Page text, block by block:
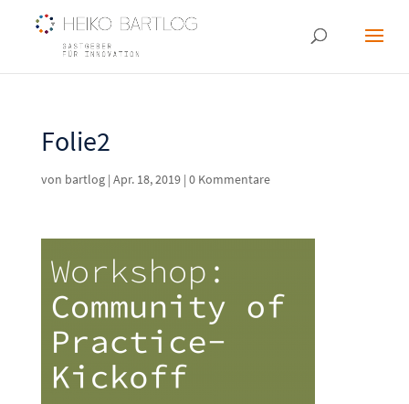
Folie2
von bartlog| Apr. 18, 2019| 0 Kommentare